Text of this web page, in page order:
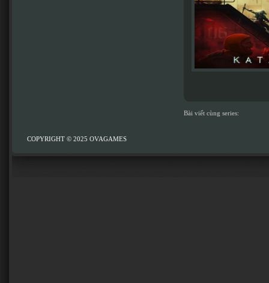
Bài viết cùng series:
COPYRIGHT © 2025 OVAGAMES